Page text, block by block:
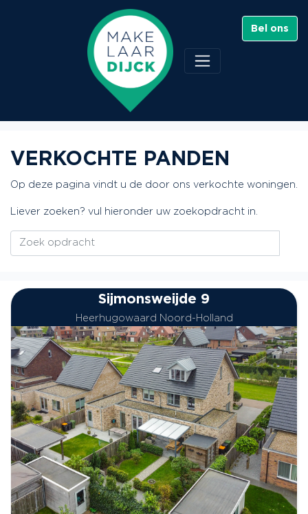
Bel ons
VERKOCHTE PANDEN
Op deze pagina vindt u de door ons verkochte woningen.
Liever zoeken? vul hieronder uw zoekopdracht in.
Sijmonsweijde 9
Heerhugowaard Noord-Holland